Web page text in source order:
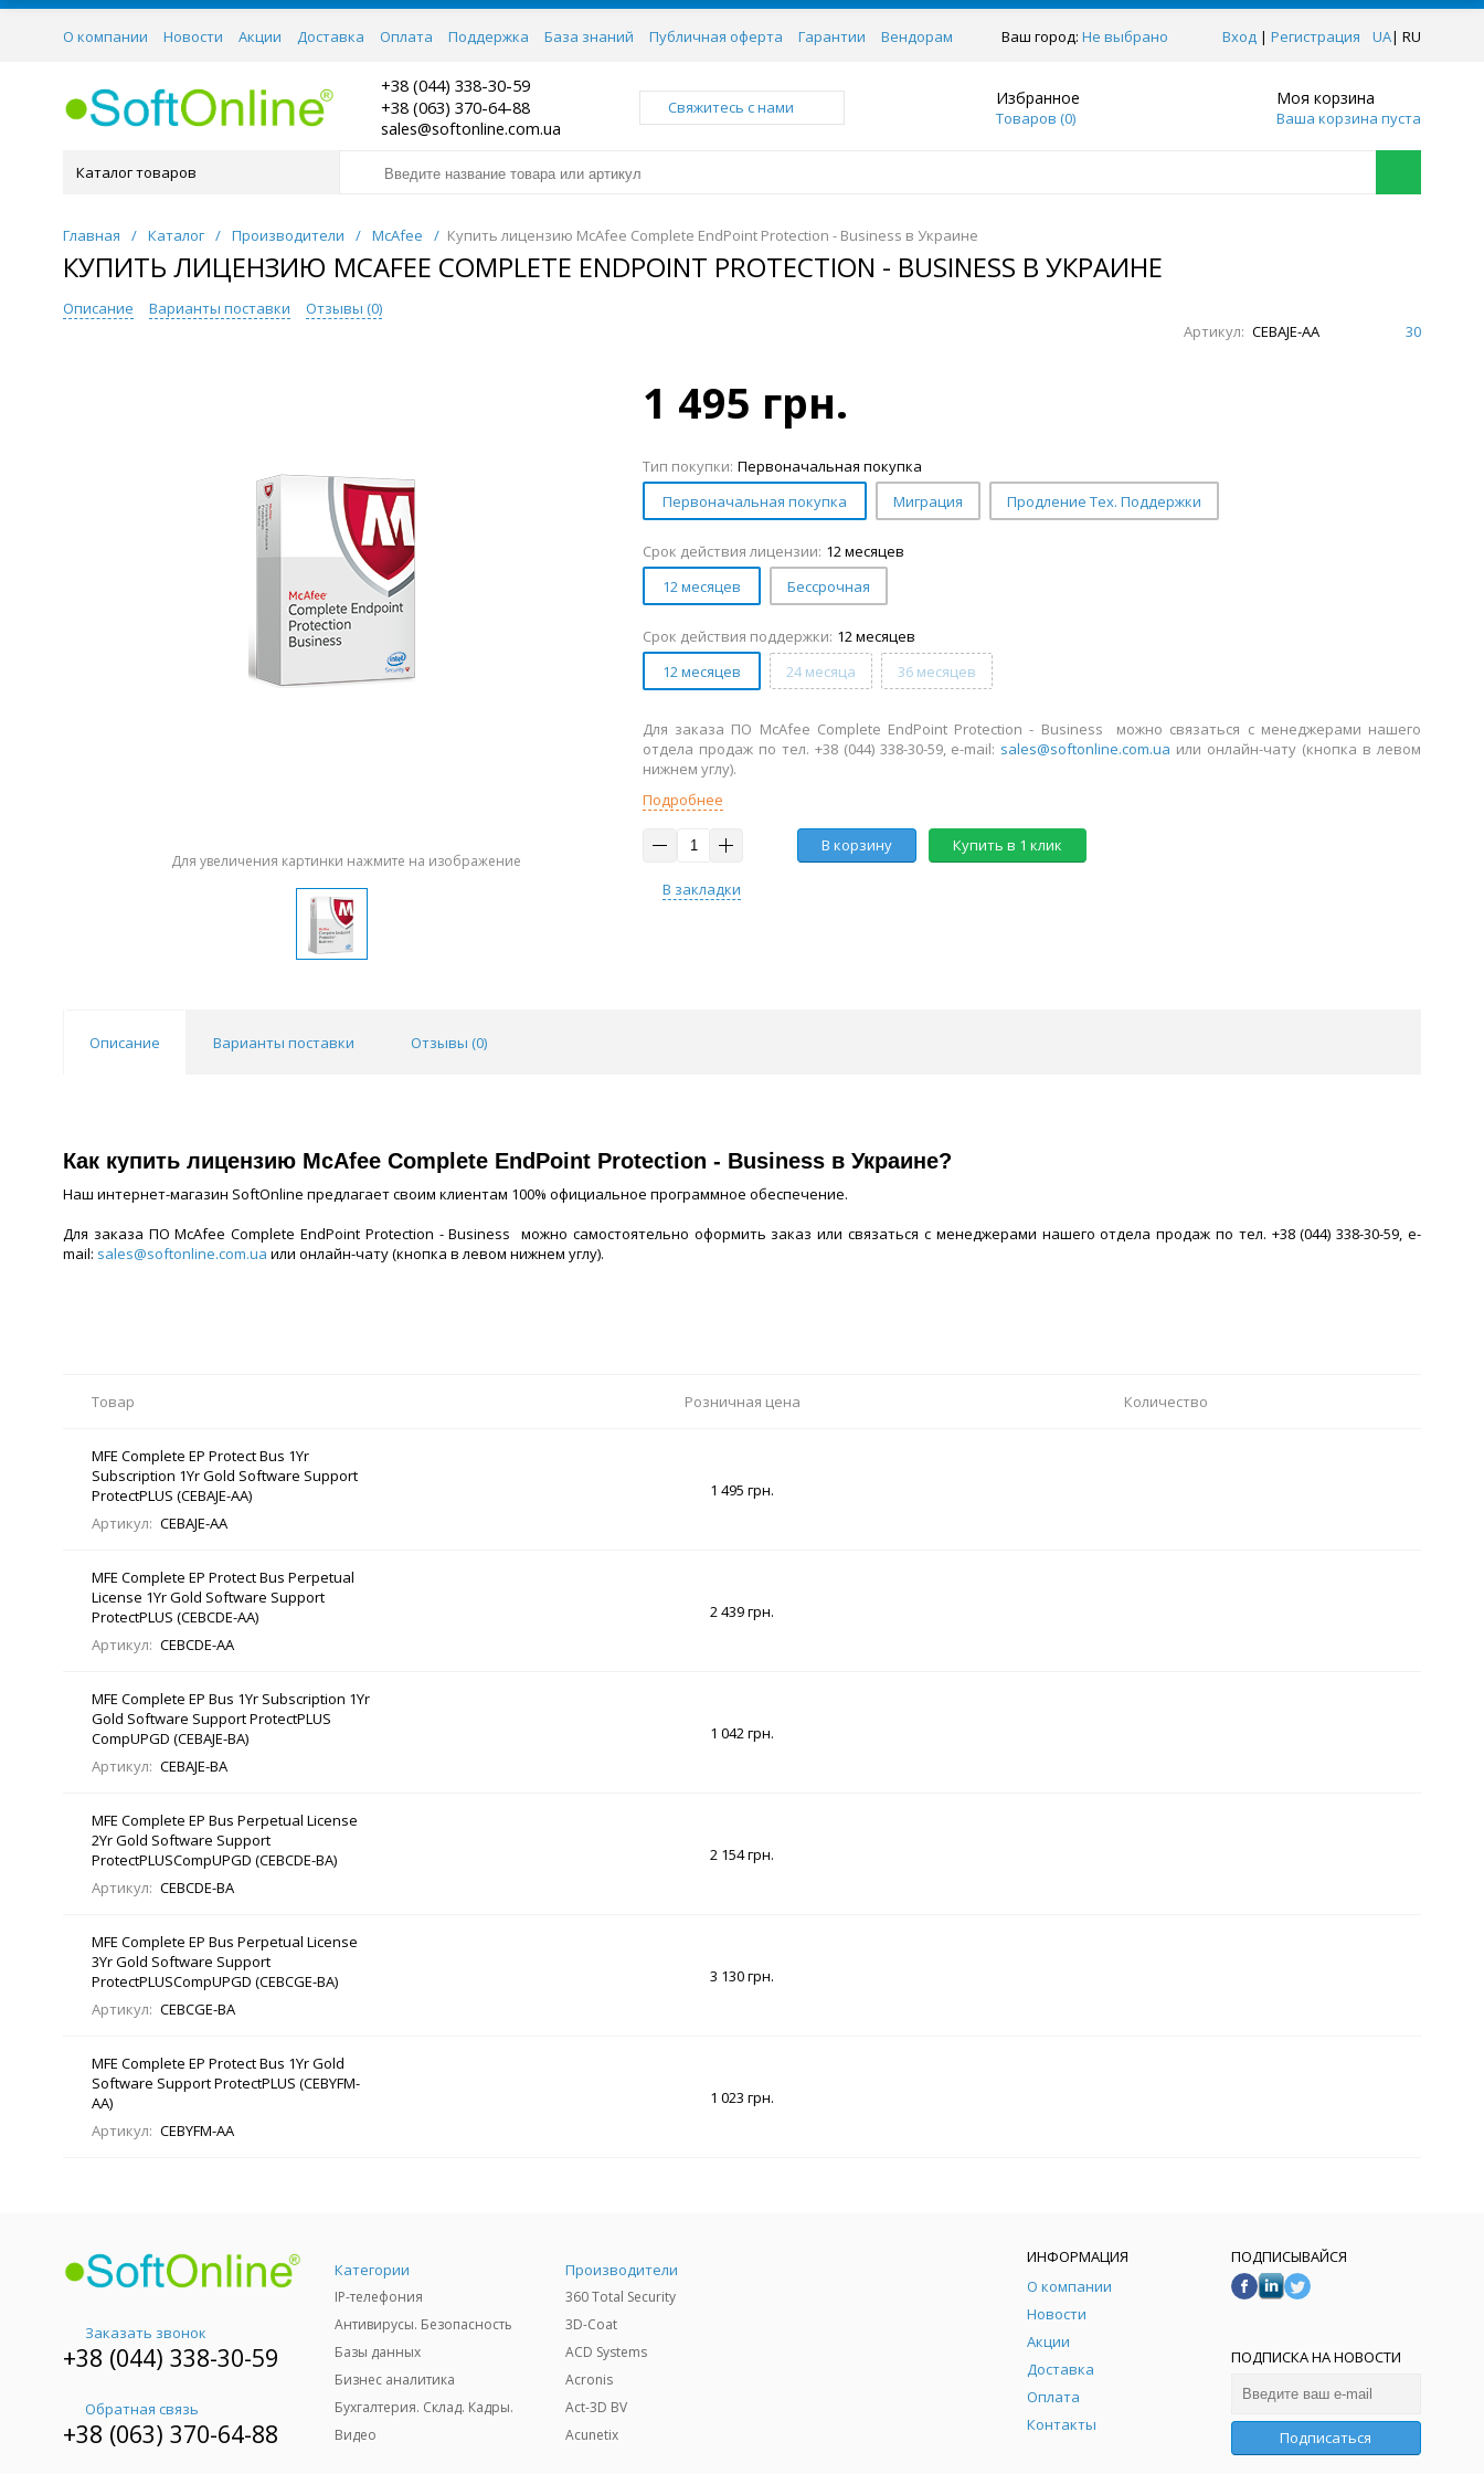
Ваш город: Не выбрано Вход | Регистрация UA| RU
О компании Новости Акции Доставка Оплата Поддержка База знаний Публичная оферта Гарантии
Вендорам
+38 (044) 338-30-59
+38 (063) 370-64-88
sales@softonline.com.ua
Свяжитесь с нами Избранное
Товаров (0)
Моя корзина
Ваша корзина пуста
Каталог товаров
Главная / Каталог / Производители / McAfee / Купить лицензию McAfee Complete EndPoint Protection - Business в Украине
КУПИТЬ ЛИЦЕНЗИЮ MCAFEE COMPLETE ENDPOINT PROTECTION - BUSINESS В УКРАИНЕ
Описание Варианты поставки Отзывы (0)
Для увеличения картинки нажмите на изображение
Артикул: CEBAJE-AA 30
1 495 грн.
Тип покупки: Первоначальная покупка
Первоначальная покупка
Миграция Продление Тех. Поддержки
Срок действия лицензии: 12 месяцев
12 месяцев
Бессрочная
Срок действия поддержки: 12 месяцев
12 месяцев
24 месяца 36 месяцев
Для заказа ПО McAfee Complete EndPoint Protection - Business можно связаться с менеджерами нашего
отдела продаж по тел. +38 (044) 338-30-59, e-mail: sales@softonline.com.ua или онлайн-чату (кнопка в левом
нижнем углу).
Подробнее
В корзину Купить в 1 клик
В закладки
Описание Варианты поставки Отзывы (0)
Как купить лицензию McAfee Complete EndPoint Protection - Business в Украине?
Наш интернет-магазин SoftOnline предлагает своим клиентам 100% официальное программное обеспечение.
Для заказа ПО McAfee Complete EndPoint Protection - Business можно самостоятельно оформить заказ или связаться с менеджерами нашего отдела продаж по тел. +38 (044) 338-30-59, e-
mail: sales@softonline.com.ua или онлайн-чату (кнопка в левом нижнем углу).
Товар Розничная цена Количество
MFE Complete EP Protect Bus 1Yr
Subscription 1Yr Gold Software Support
ProtectPLUS (CEBAJE-AA)
Артикул: CEBAJE-AA
1 495 грн.
MFE Complete EP Protect Bus Perpetual
License 1Yr Gold Software Support
ProtectPLUS (CEBCDE-AA)
Артикул: CEBCDE-AA
2 439 грн.
MFE Complete EP Bus 1Yr Subscription 1Yr
Gold Software Support ProtectPLUS
CompUPGD (CEBAJE-BA)
Артикул: CEBAJE-BA
1 042 грн.
MFE Complete EP Bus Perpetual License
2Yr Gold Software Support
ProtectPLUSCompUPGD (CEBCDE-BA)
Артикул: CEBCDE-BA
2 154 грн.
MFE Complete EP Bus Perpetual License
3Yr Gold Software Support
ProtectPLUSCompUPGD (CEBCGE-BA)
Артикул: CEBCGE-BA
3 130 грн.
MFE Complete EP Protect Bus 1Yr Gold
Software Support ProtectPLUS (CEBYFM-
AA)
Артикул: CEBYFM-AA
1 023 грн.
Заказать звонок
+38 (044) 338-30-59
Обратная связь
+38 (063) 370-64-88
Категории
IP-телефония
Антивирусы. Безопасность
Базы данных
Бизнес аналитика
Бухгалтерия. Склад. Кадры.
Видео
Производители
360 Total Security
3D-Coat
ACD Systems
Acronis
Act-3D BV
Acunetix
ИНФОРМАЦИЯ
О компании
Новости
Акции
Доставка
Оплата
Контакты
ПОДПИСЫВАЙСЯ
ПОДПИСКА НА НОВОСТИ
Подписаться